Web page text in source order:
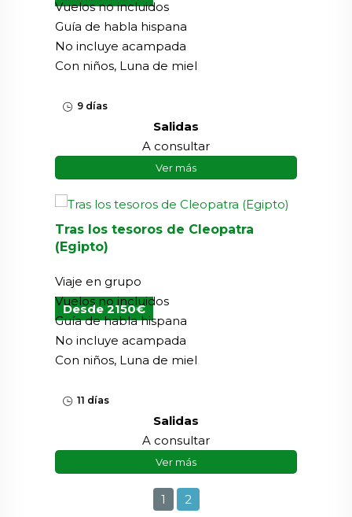
Vuelos no incluidos
Guía de habla hispana
No incluye acampada
Con niños, Luna de miel
9 días
Salidas
A consultar
Ver más
Desde 2150€
Tras los tesoros de Cleopatra
(Egipto)
Viaje en grupo
Vuelos no incluidos
Guía de habla hispana
No incluye acampada
Con niños, Luna de miel
11 días
Salidas
A consultar
Ver más
1 2